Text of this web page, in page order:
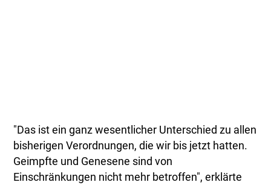
"Das ist ein ganz wesentlicher Unterschied zu allen
bisherigen Verordnungen, die wir bis jetzt hatten.
Geimpfte und Genesene sind von
Einschränkungen nicht mehr betroffen", erklärte